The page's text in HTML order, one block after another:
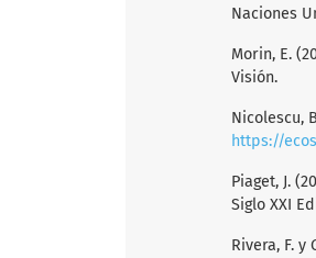
Naciones
Morin, E.
Visión.
Nicolescu,
https://
Piaget, J.
Siglo XXI
Rivera, F.